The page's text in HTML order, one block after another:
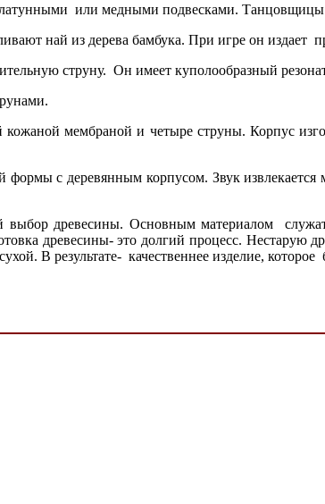
или медными подвесками. Танцовщицы
най из дерева бамбука. При игре он издает
струну. Он имеет куполообразный
мембраной и четыре струны. Корпус
формы с деревянным корпусом. Звук
выбор древесины. Основным материалом
древесины- это долгий процесс. Нестарую
В результате- качественнее изделие, которое